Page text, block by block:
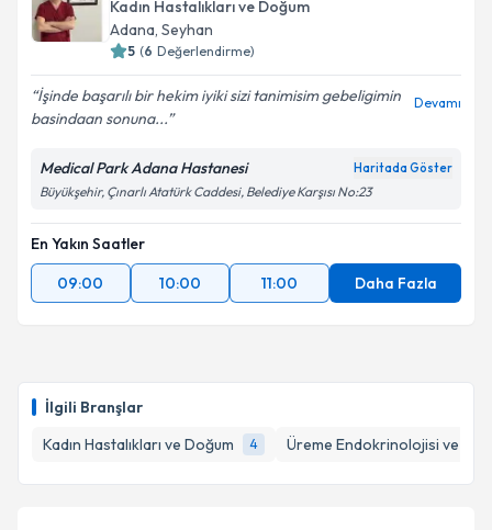
İlgili Branşlar
Kadın Hastalıkları ve Doğum
4 Üreme Endokrinolojisi ve
Kadın Hastalıkları ve Doğum
Adana, Seyhan
5 (6 Değerlendirme)
İşinde başarılı bir hekim iyiki sizi tanimisim gebeligimin
basindaan sonuna...
Devamı
Medical Park Adana Hastanesi Haritada Göster
Büyükşehir, Çınarlı Atatürk Caddesi, Belediye Karşısı No:23
En Yakın Saatler
09:00
10:00 11:00 Daha Fazla